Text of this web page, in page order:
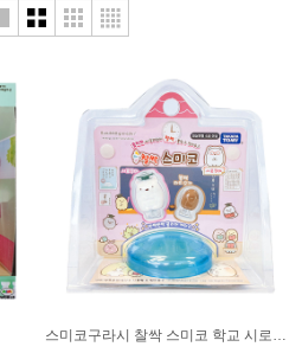
스미코구라시 찰싹 스미코 학교 시로쿠마